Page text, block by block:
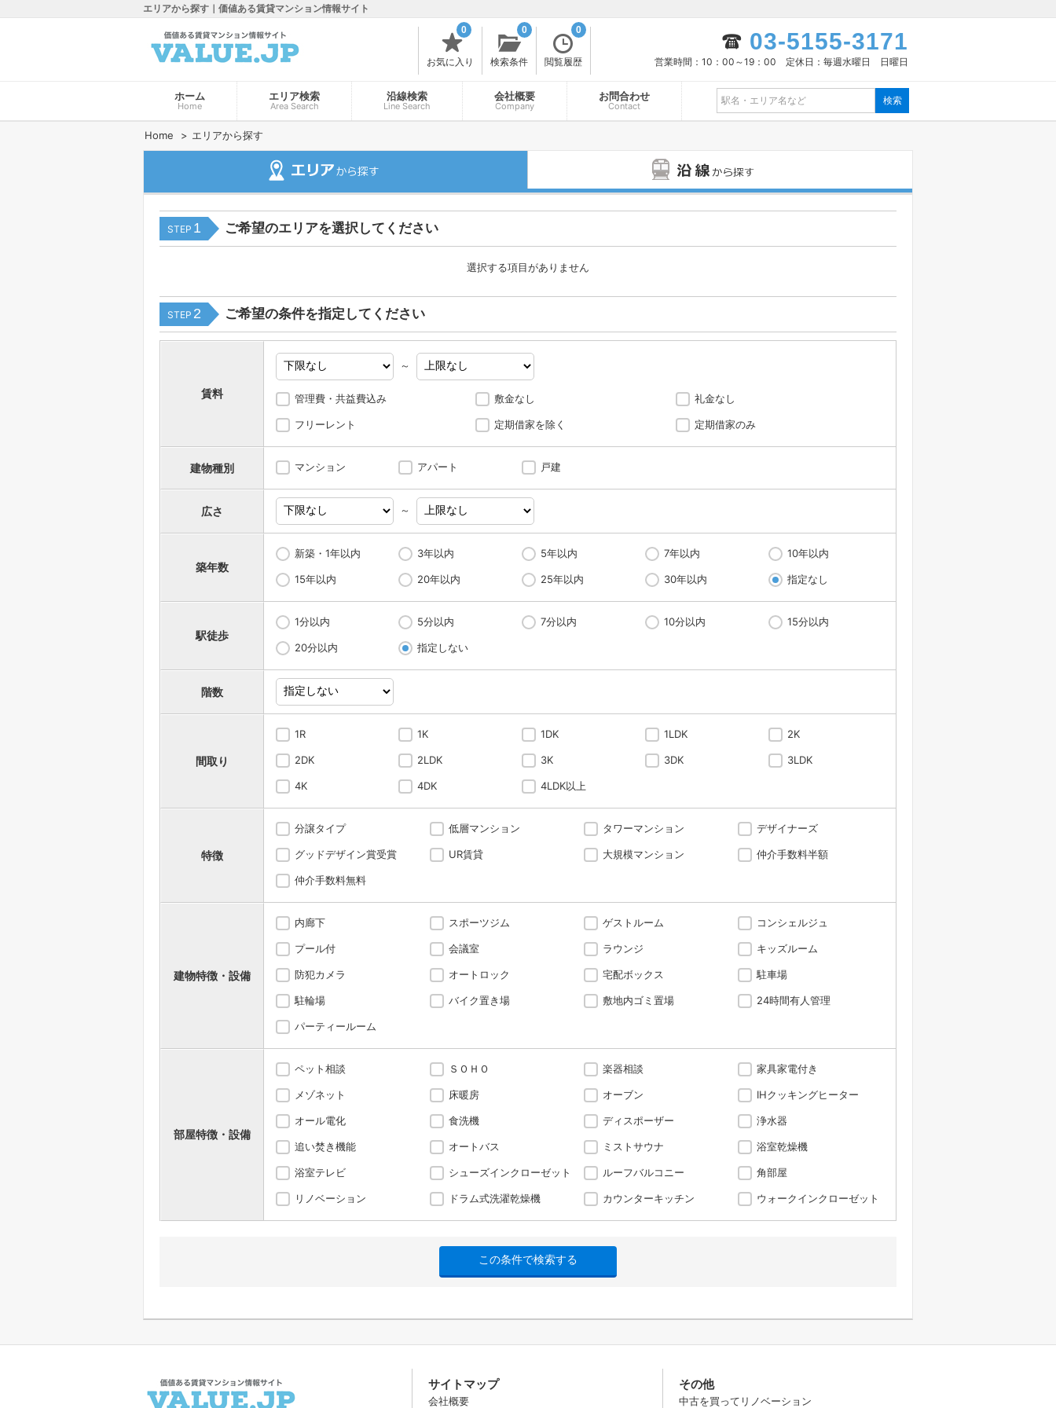
エリアから探す｜価値ある賃貸マンション情報サイト
お気に入り
0
検索条件
0
閲覧履歴
0 03-5155-3171
営業時間：10：00～19：00 定休日：毎週水曜日 日曜日
ホーム
Home
エリア検索
Area Search
沿線検索
Line Search
会社概要
Company
お問合わせ
Contact
Home エリアから探す
STEP 1 ご希望のエリアを選択してください
選択する項目がありません
STEP 2 ご希望の条件を指定してください
賃料
～
管理費・共益費込み 敷金なし 礼金なし
フリーレント 定期借家を除く 定期借家のみ
建物種別 マンション アパート 戸建
広さ ～
築年数
新築・1年以内 3年以内 5年以内 7年以内 10年以内
15年以内 20年以内 25年以内 30年以内 指定なし
駅徒歩
1分以内 5分以内 7分以内 10分以内 15分以内
20分以内 指定しない
階数
間取り
1R 1K 1DK 1LDK 2K
2DK 2LDK 3K 3DK 3LDK
4K 4DK 4LDK以上
特徴
分譲タイプ 低層マンション タワーマンション デザイナーズ
グッドデザイン賞受賞 UR賃貸 大規模マンション 仲介手数料半額
仲介手数料無料
建物特徴・設備
内廊下 スポーツジム ゲストルーム コンシェルジュ
プール付 会議室 ラウンジ キッズルーム
防犯カメラ オートロック 宅配ボックス 駐車場
駐輪場 バイク置き場 敷地内ゴミ置場 24時間有人管理
パーティールーム
部屋特徴・設備
ペット相談 ＳＯＨＯ 楽器相談 家具家電付き
メゾネット 床暖房 オーブン IHクッキングヒーター
オール電化 食洗機 ディスポーザー 浄水器
追い焚き機能 オートバス ミストサウナ 浴室乾燥機
浴室テレビ シューズインクローゼット ルーフバルコニー 角部屋
リノベーション ドラム式洗濯乾燥機 カウンターキッチン ウォークインクローゼット
サイトマップ
会社概要
その他
中古を買ってリノベーション